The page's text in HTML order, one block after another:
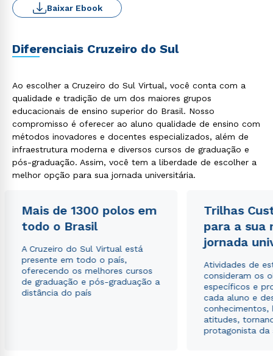
Baixar Ebook
Diferenciais Cruzeiro do Sul
Ao escolher a Cruzeiro do Sul Virtual, você conta com a
qualidade e tradição de um dos maiores grupos
educacionais de ensino superior do Brasil. Nosso
compromisso é oferecer ao aluno qualidade de ensino com
métodos inovadores e docentes especializados, além de
infraestrutura moderna e diversos cursos de graduação e
pós-graduação. Assim, você tem a liberdade de escolher a
melhor opção para sua jornada universitária.
Mais de 1300 polos em
todo o Brasil
A Cruzeiro do Sul Virtual está
presente em todo o país,
oferecendo os melhores cursos
de graduação e pós-graduação a
distância do país
Trilhas
para a sua
jornada
Atividades de
consideram os
específicos e
cada aluno e
conhecimentos,
atitudes,
protagonista da